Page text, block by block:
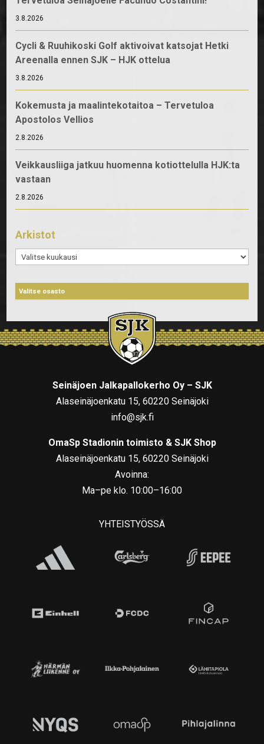
3.8.2026
Cycli & Ruuhikoski Golf aktivoivat katsojat Hetki
Areenalla ennen SJK – HJK ottelua
3.8.2026
Kokemusta ja maalintekotaitoa – Tervetuloa
Apostolos Vellios
2.8.2026
Veikkausliiga jatkuu huomenna kotiottelulla HJK:ta
vastaan
2.8.2026
Arkistot
Arkistot
Seinäjoen Jalkapallokerho Oy – SJK
Alaseinäjoenkatu 15, 60220 Seinäjoki
info@sjk.fi
OmaSp Stadionin toimisto & SJK Shop
Alaseinäjoenkatu 15, 60220 Seinäjoki
Avoinna:
Ma–pe klo. 10:00–16:00
YHTEISTYÖSSÄ